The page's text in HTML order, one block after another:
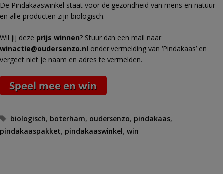
De Pindakaaswinkel staat voor de gezondheid van mens en natuur
en alle producten zijn biologisch.
Wil jij deze prijs winnen? Stuur dan een mail naar
winactie@oudersenzo.nl onder vermelding van ‘Pindakaas’ en
vergeet niet je naam en adres te vermelden.
Tags
biologisch, boterham, oudersenzo, pindakaas,
pindakaaspakket, pindakaaswinkel, win